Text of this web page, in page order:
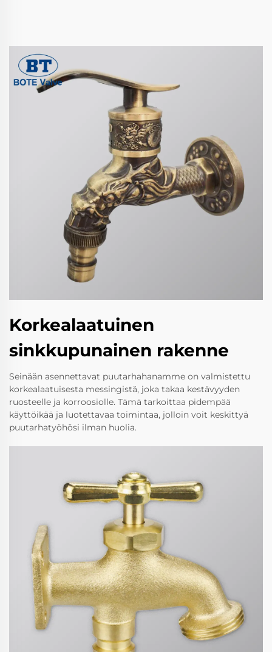
Korkealaatuinen
sinkkupunainen rakenne
Seinään asennettavat puutarhahanamme on valmistettu
korkealaatuisesta messingistä, joka takaa kestävyyden
ruosteelle ja korroosiolle. Tämä tarkoittaa pidempää
käyttöikää ja luotettavaa toimintaa, jolloin voit keskittyä
puutarhatyöhösi ilman huolia.